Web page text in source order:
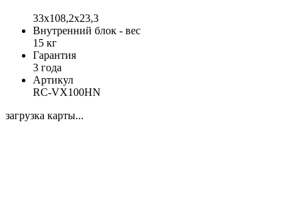
33x108,2x23,3
Внутренний блок - вес
15 кг
Гарантия
3 года
Артикул
RC-VX100HN
загрузка карты...